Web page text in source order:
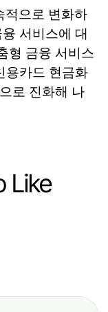
적으로 변화하
서비스에 대
형 금융 서비스
용카드 현금화
로 진화해 나
Like